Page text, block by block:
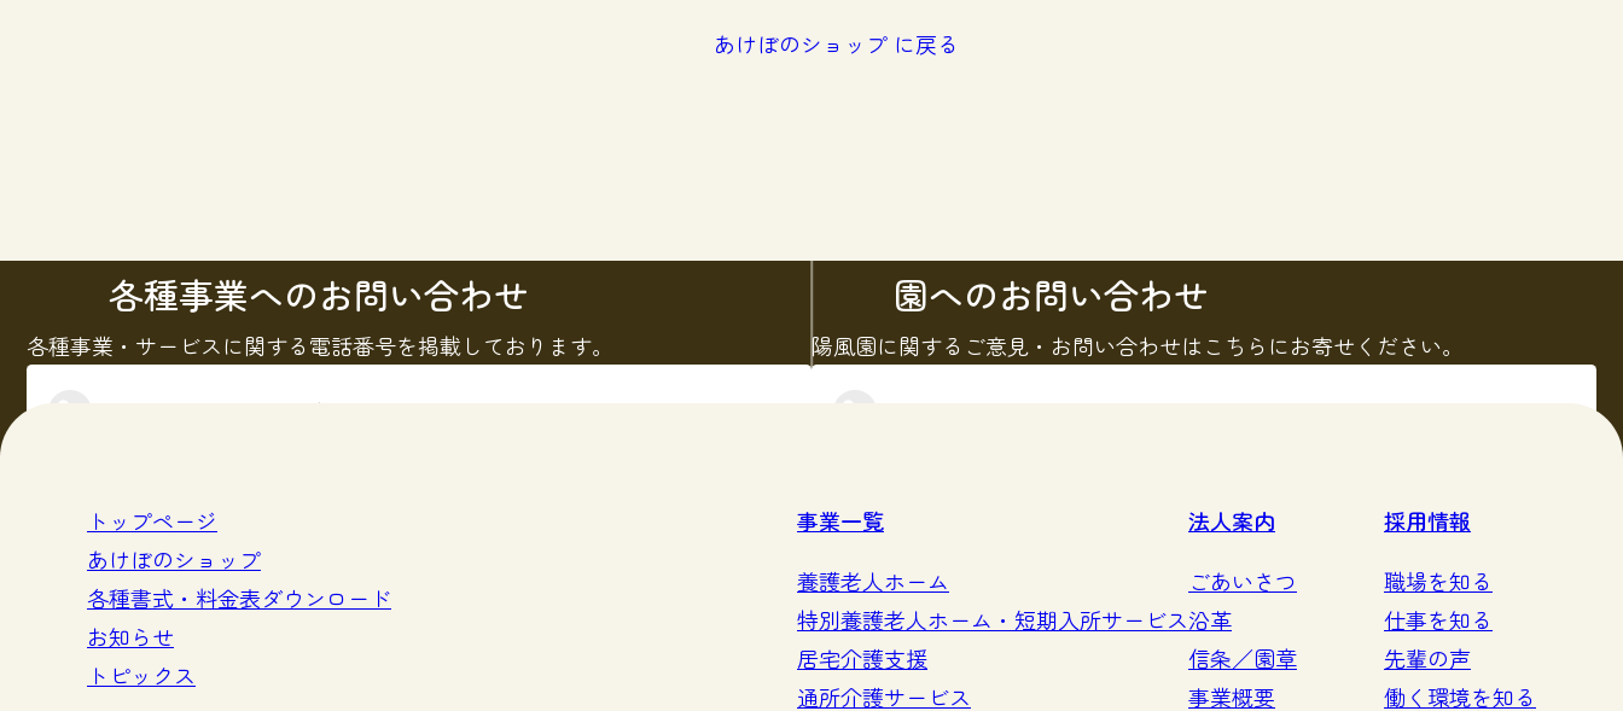
あけぼのショップ に戻る
各種事業へのお問い合わせ
各種事業・サービスに関する電話番号を掲載しております。
電話問い合わせ先一覧
園へのお問い合わせ
陽風園に関するご意見・お問い合わせはこちらにお寄せください。
トップページ
あけぼのショップ
各種書式・料金表ダウンロード
お知らせ
トピックス
事業一覧
養護老人ホーム
特別養護老人ホーム・短期入所サービス
居宅介護支援
通所介護サービス
法人案内
ごあいさつ
沿革
信条／園章
事業概要
採用情報
職場を知る
仕事を知る
先輩の声
働く環境を知る